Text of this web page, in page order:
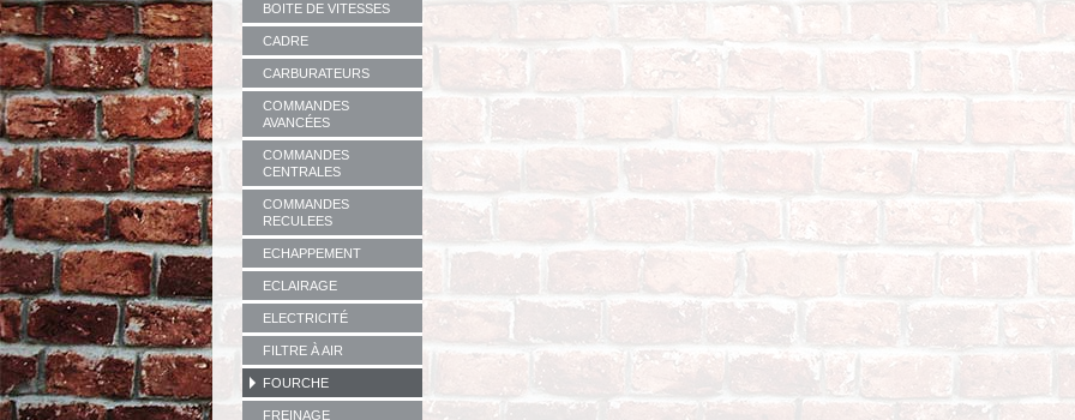
BOITE DE VITESSES
CADRE
CARBURATEURS
COMMANDES
AVANCÉES
COMMANDES
CENTRALES
COMMANDES
RECULEES
ECHAPPEMENT
ECLAIRAGE
ELECTRICITÉ
FILTRE À AIR
FOURCHE
FREINAGE